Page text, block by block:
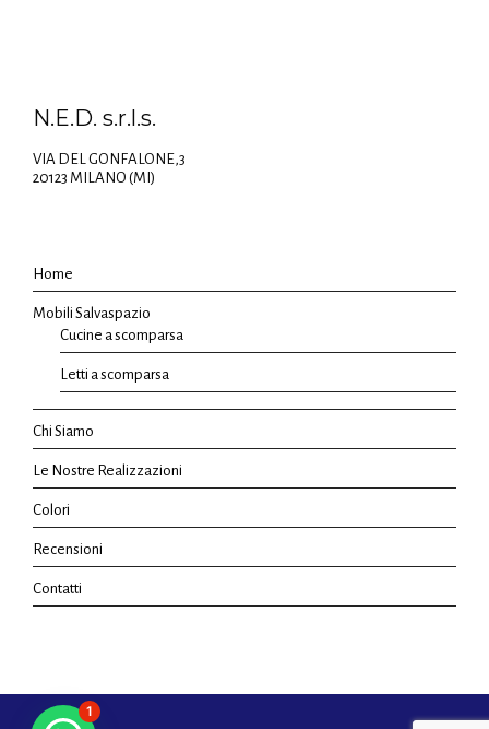
N.E.D. s.r.l.s.
VIA DEL GONFALONE,3
20123 MILANO (MI)
Home
Mobili Salvaspazio
Cucine a scomparsa
Letti a scomparsa
Chi Siamo
Le Nostre Realizzazioni
Colori
Recensioni
Contatti
1